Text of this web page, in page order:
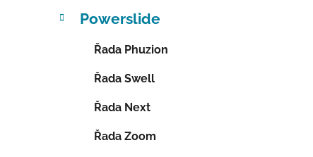
Powerslide
Řada Phuzion
Řada Swell
Řada Next
Řada Zoom